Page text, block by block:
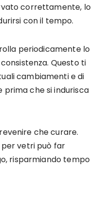
correttamente, lo
con il tempo.
periodicamente lo
Questo ti
cambiamenti e di
che si indurisca
che curare.
vetri può far
risparmiando tempo